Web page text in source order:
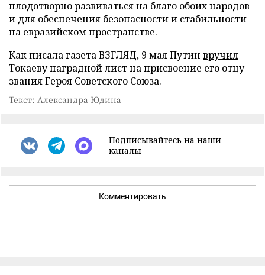
плодотворно развиваться на благо обоих народов
и для обеспечения безопасности и стабильности
на евразийском пространстве.
Как писала газета ВЗГЛЯД, 9 мая Путин вручил
Токаеву наградной лист на присвоение его отцу
звания Героя Советского Союза.
Текст: Александра Юдина
Подписывайтесь на наши
каналы
Комментировать